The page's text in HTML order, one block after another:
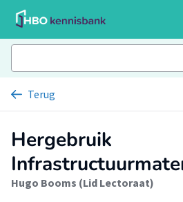
Terug
Hergebruik
Hugo Booms (Lid Lectoraat)